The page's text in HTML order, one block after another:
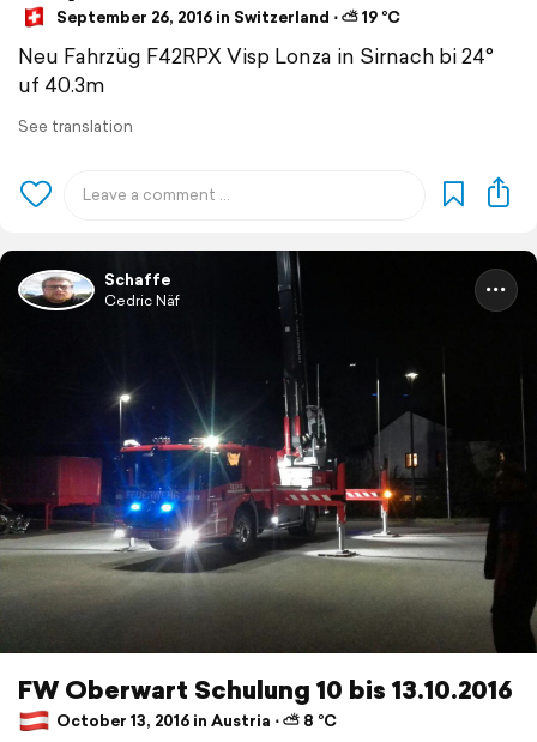
September 26, 2016 in Switzerland ⋅ ⛅ 19 °C
Neu Fahrzüg F42RPX Visp Lonza in Sirnach bi 24°
uf 40.3m
See translation
Schaffe
Cedric Näf
FW Oberwart Schulung 10 bis 13.10.2016
October 13, 2016 in Austria ⋅ ⛅ 8 °C